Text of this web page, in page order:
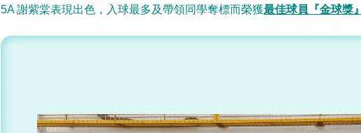
5A 謝紫棠表現出色，入球最多及帶領同學奪標而榮獲最佳球員『金球獎』